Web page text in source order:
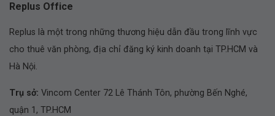
Replus Office
Replus là một trong những thương hiệu dẫn đầu trong lĩnh vực
cho thuê văn phòng, địa chỉ đăng ký kinh doanh tại TP.HCM và
Hà Nội.
Trụ sở: Vincom Center 72 Lê Thánh Tôn, phường Bến Nghé,
quận 1, TP.HCM